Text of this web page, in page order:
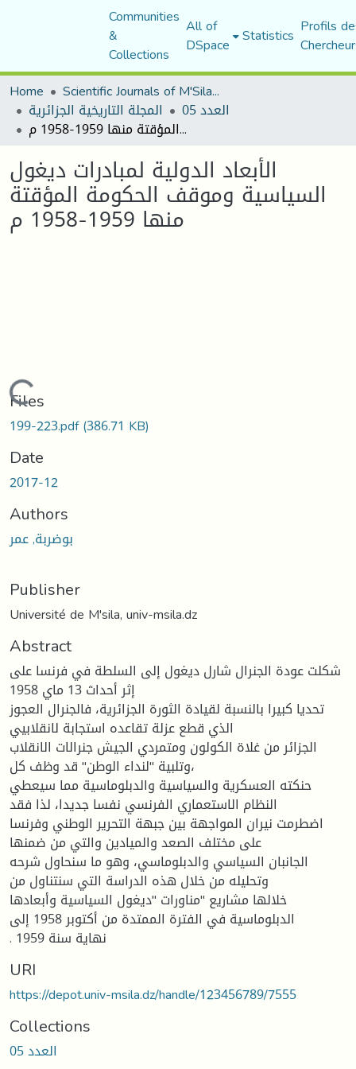
Communities
&
Collections
All of
DSpace Statistics Profils
Home
Scientific Journals of M'Sila University
المجلة التاريخية الجزائرية العدد 05
الأبعاد الدولية لمبادرات ديغول السياسية وموقف الحكومة المؤقتة منها 1959-1958 م
الأبعاد الدولية لمبادرات ديغول
السياسية وموقف الحكومة المؤقتة
منها 1959-1958 م
Loading...
Files
199-223.pdf(386.71 KB)
Date
2017-12
Authors
بوضربة, عمر
Publisher
Université de M'sila, univ-msila.dz
Abstract
شكلت عودة الجنرال شارل ديغول إلى السلطة في فرنسا على
إثر أحداث 13 ماي 1958
تحديا كبيرا بالنسبة لقيادة الثورة الجزائرية، فالجنرال العجوز
الذي قطع عزلة تقاعده استجابة لانقلابيي
الجزائر من غلاة الكولون ومتمردي الجيش جنرالات الانقلاب
،وتلبية "لنداء الوطن" قد وظف كل
حنكته العسكرية والسياسية والدبلوماسية مما سيعطي
النظام الاستعماري الفرنسي نفسا جديدا، لذا فقد
اضطرمت نيران المواجهة بين جبهة التحرير الوطني وفرنسا
على مختلف الصعد والميادين والتي من ضمنها
الجانبان السياسي والدبلوماسي، وهو ما سنحاول شرحه
وتحليله من خلال هذه الدراسة التي سنتناول من
خلالها مشاريع "مناورات "ديغول السياسية وأبعادها
الدبلوماسية في الفترة الممتدة من أكتوبر 1958 إلى
. نهاية سنة 1959
URI
https://depot.univ-msila.dz/handle/123456789/7555
Collections
العدد 05